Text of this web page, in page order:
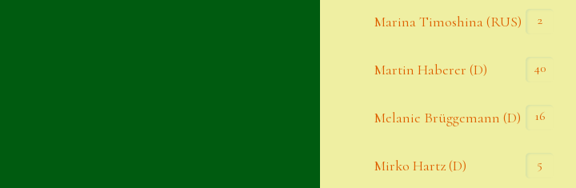
Marina Timoshina (RUS) 2
Martin Haberer (D) 40
Melanie Brüggemann (D) 16
Mirko Hartz (D) 5